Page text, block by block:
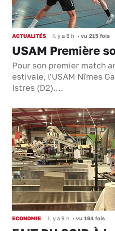
ACTUALITÉS Il y a 8 h • vu 215 fois
USAM Première
Pour son premier match
estivale, l'USAM Nîmes
Istres (D2).…
ECONOMIE Il y a 9 h • vu 194 fois